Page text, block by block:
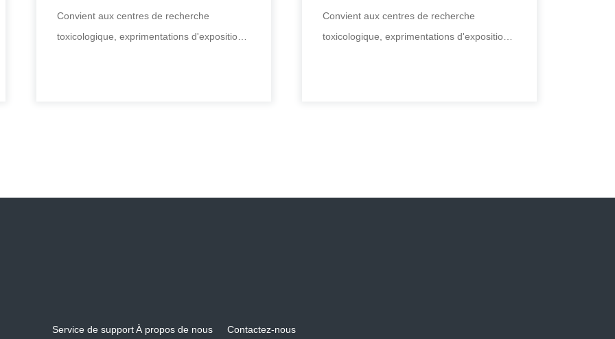
Convient aux centres de recherche
toxicologique, exprimentations d'exposition
Convient aux centres de recherche
toxicologique, exprimentations d'exposition
Service de support À propos de nous Contactez-nous